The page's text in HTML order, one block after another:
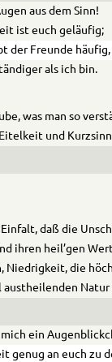
aus dem Sinn!
ist euch geläufig;
der Freunde häufig,
als ich bin.
was man so
und
daß die
ihren heil’gen
Niedrigkeit, die
austheilenden Natur
ein
genug an euch zu